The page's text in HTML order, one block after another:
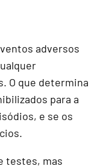
adversos
O que determina
para a
e se os
testes, mas